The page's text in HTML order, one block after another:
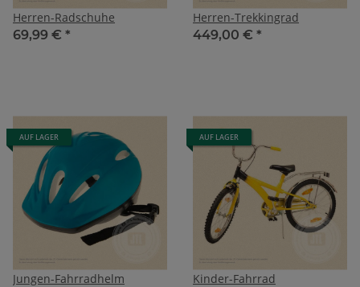
Herren-Radschuhe
69,99 € *
Herren-Trekkingrad
449,00 € *
AUF LAGER
Jungen-Fahrradhelm
AUF LAGER
Kinder-Fahrrad